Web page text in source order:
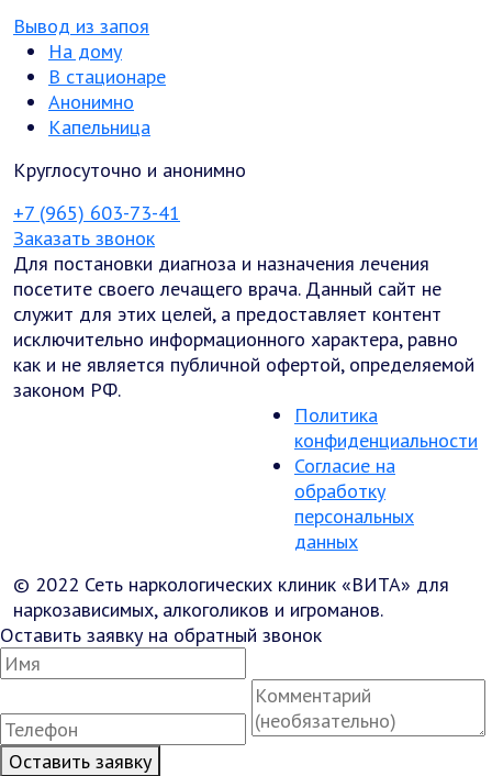
Вывод из запоя
На дому
В стационаре
Анонимно
Капельница
Круглосуточно и анонимно
+7 (965) 603-73-41
Заказать звонок
Для постановки диагноза и назначения лечения
посетите своего лечащего врача. Данный сайт не
служит для этих целей, а предоставляет контент
исключительно информационного характера, равно
как и не является публичной офертой, определяемой
законом РФ.
Политика
конфиденциальности
Согласие на
обработку
персональных
данных
© 2022 Сеть наркологических клиник «ВИТА» для
наркозависимых, алкоголиков и игроманов.
Оставить заявку на обратный звонок
Оставить заявку